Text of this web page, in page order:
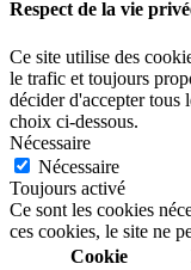
Respect de la vie
Ce site utilise des
le trafic et toujours
décider d'accepter tous
choix ci-dessous.
Nécessaire
Nécessaire
Toujours activé
Ce sont les cookies
ces cookies, le site ne
Cookie